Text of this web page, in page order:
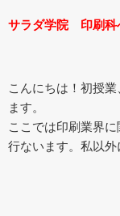
企業情報
パートナーシップ
お問い合わせ
サラダ学院 印刷科
こんにちは！初授
ます。
ここでは印刷業界
行ないます。私以